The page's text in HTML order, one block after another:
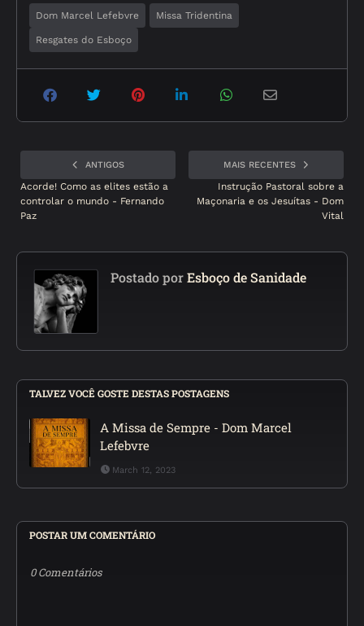
Dom Marcel Lefebvre Missa Tridentina
Resgates do Esboço
MAIS RECENTES
Instrução Pastoral sobre a
Maçonaria e os Jesuítas - Dom
Vital
ANTIGOS
Acorde! Como as elites estão a
controlar o mundo - Fernando
Paz
Postado porEsboço de Sanidade
TALVEZ VOCÊ GOSTE DESTAS POSTAGENS
A Missa de Sempre - Dom Marcel
Lefebvre
March 12, 2023
POSTAR UM COMENTÁRIO
0 Comentários